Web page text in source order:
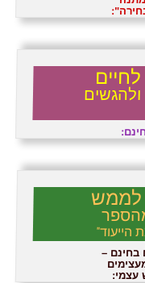
לממש
בחינם –
עצמי: